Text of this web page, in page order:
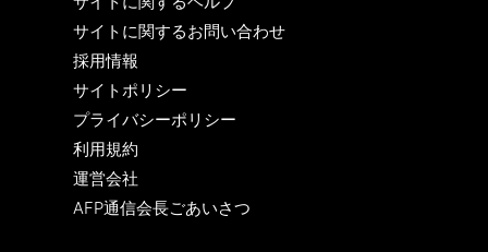
サイトに関するお問い合わせ
採用情報
サイトポリシー
プライバシーポリシー
利用規約
運営会社
AFP通信会長ごあいさつ